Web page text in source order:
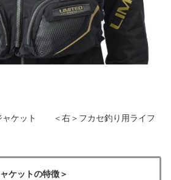
ャケット ＜右＞フカセ釣り用ライフ
ケットの特徴＞